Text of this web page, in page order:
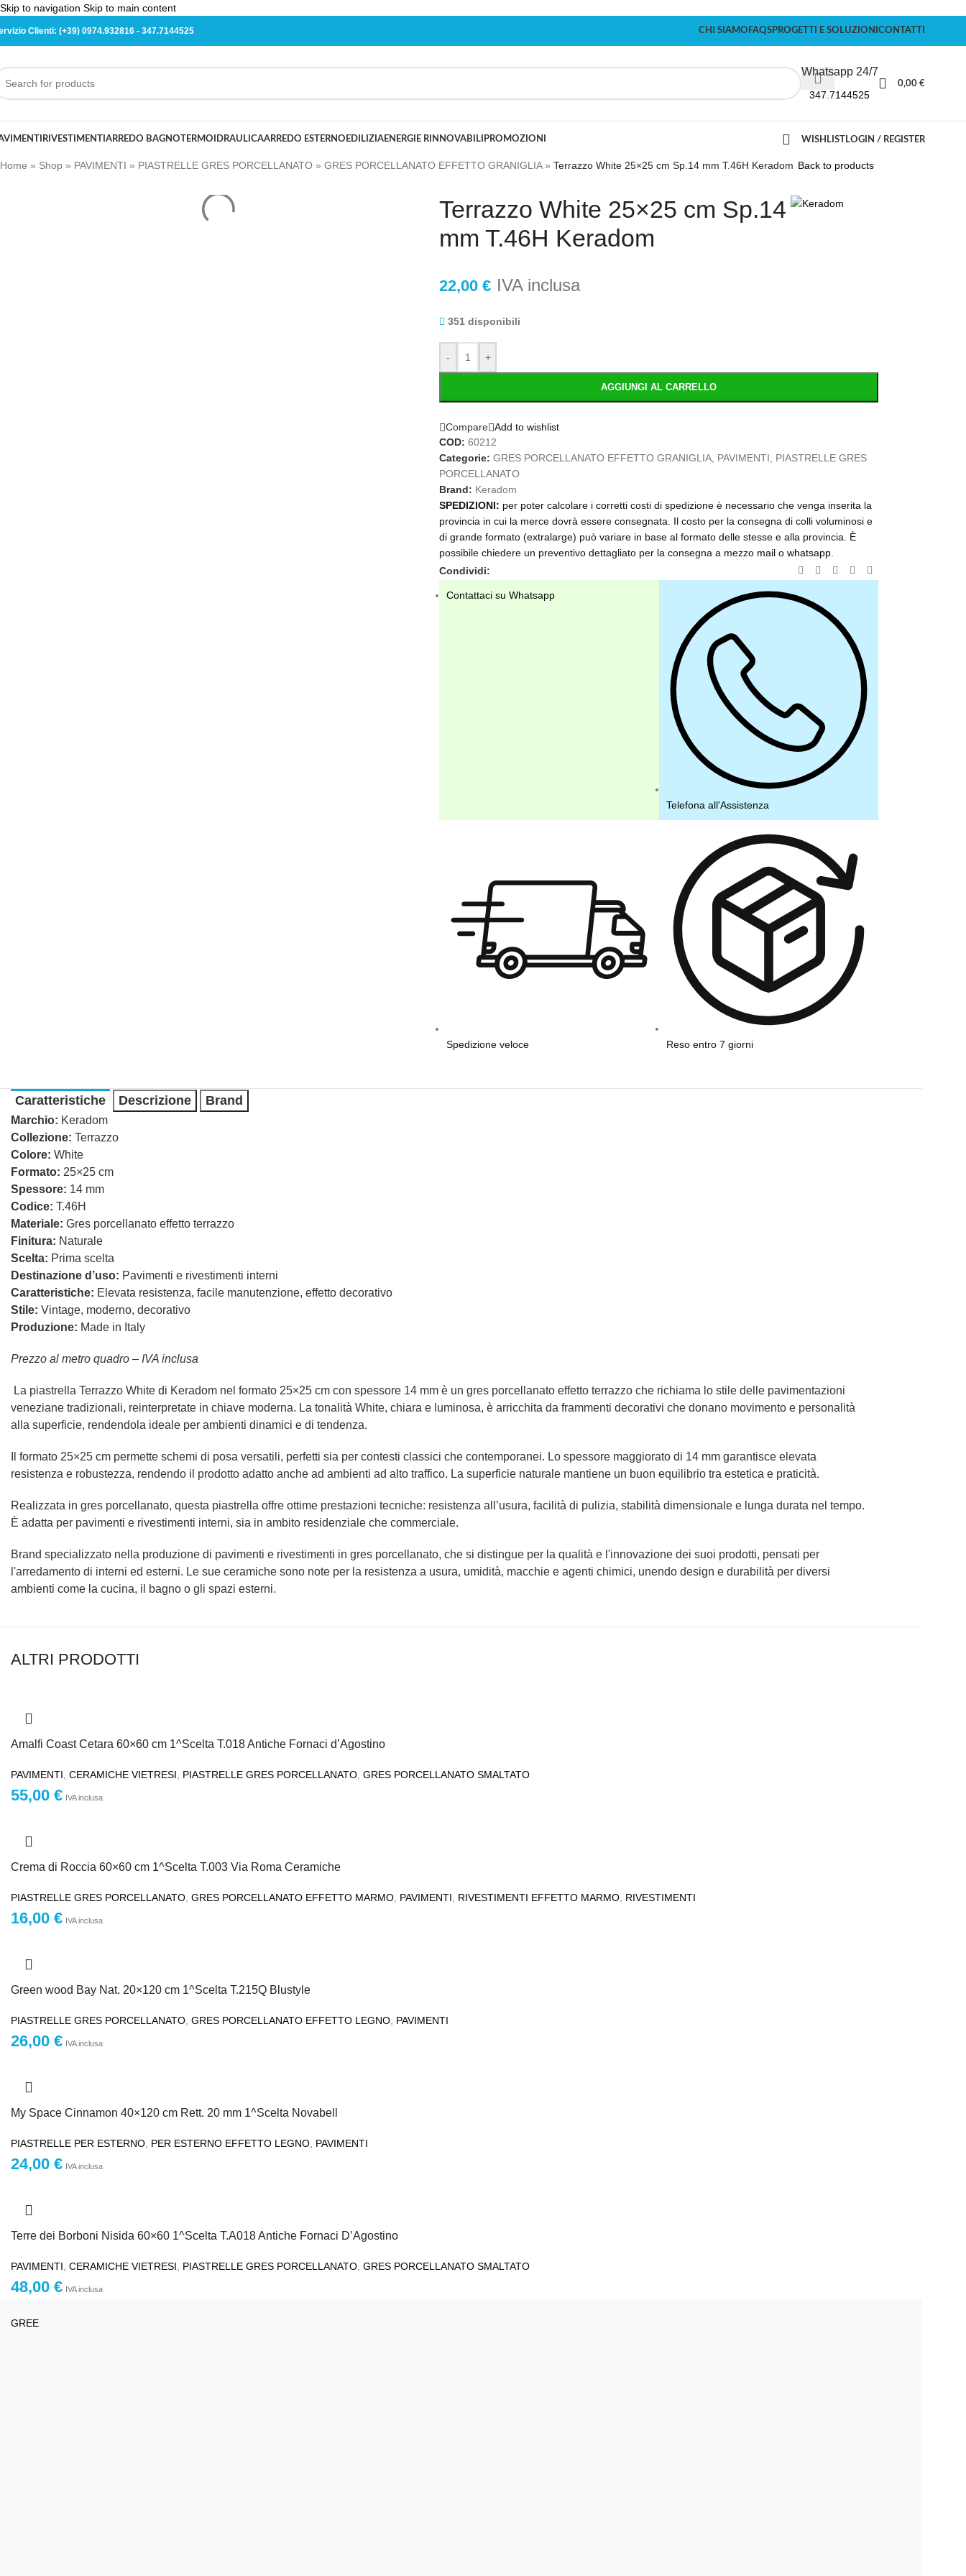
Skip to navigation Skip to main content
Clienti: (+39) 0974.932816 - 347.7144525 CHI SIAMO FAQSPROGETTI E SOLUZIONI CONTATTI
Whatsapp 24/7
347.7144525
0,00 €
RIVESTIMENTI ARREDO BAGNOTERMOIDRAULICAARREDO ESTERNO EDILIZIAENERGIE RINNOVABILI PROMOZIONI WISHLISTLOGIN / REGISTER
Home » Shop » PAVIMENTI » PIASTRELLE GRES PORCELLANATO » GRES PORCELLANATO EFFETTO GRANIGLIA» Terrazzo White 25×25 cm Sp.14 mm T.46H Keradom Back to products
Terrazzo White 25×25 cm Sp.14
mm T.46H Keradom
22,00 € IVA inclusa
351 disponibili
- +
AGGIUNGI AL CARRELLO
Compare Add to wishlist
COD: 60212
Categorie: GRES PORCELLANATO EFFETTO GRANIGLIA PAVIMENTI
PIASTRELLE GRES
PORCELLANATO
Brand: Keradom
SPEDIZIONI: per poter calcolare i corretti costi di spedizione è necessario che venga inserita la
provincia in cui la merce dovrà essere consegnata. Il costo per la consegna di colli voluminosi e
di grande formato (extralarge) può variare in base al formato delle stesse e alla provincia. È
possibile chiedere un preventivo dettagliato per la consegna a mezzo mail o whatsapp
Condividi:
Contattaci su Whatsapp
Telefona all'Assistenza
Spedizione veloce Reso entro 7 giorni
Caratteristiche Descrizione Brand
Marchio: Keradom
Collezione: Terrazzo
Colore: White
Formato: 25×25 cm
Spessore: 14 mm
Codice: T.46H
Materiale: Gres porcellanato effetto terrazzo
Finitura: Naturale
Scelta: Prima scelta
Destinazione d’uso: Pavimenti e rivestimenti interni
Caratteristiche: Elevata resistenza, facile manutenzione, effetto decorativo
Stile: Vintage, moderno, decorativo
Produzione: Made in Italy
Prezzo al metro quadro – IVA inclusa
La piastrella Terrazzo White di Keradom nel formato 25×25 cm con spessore 14 mm è un gres porcellanato effetto terrazzo che richiama lo stile delle pavimentazioni
veneziane tradizionali, reinterpretate in chiave moderna. La tonalità White, chiara e luminosa, è arricchita da frammenti decorativi che donano movimento e personalità
alla superficie, rendendola ideale per ambienti dinamici e di tendenza.
Il formato 25×25 cm permette schemi di posa versatili, perfetti sia per contesti classici che contemporanei. Lo spessore maggiorato di 14 mm garantisce elevata
resistenza e robustezza, rendendo il prodotto adatto anche ad ambienti ad alto traffico. La superficie naturale mantiene un buon equilibrio tra estetica e praticità.
Realizzata in gres porcellanato, questa piastrella offre ottime prestazioni tecniche: resistenza all’usura, facilità di pulizia, stabilità dimensionale e lunga durata nel tempo.
È adatta per pavimenti e rivestimenti interni, sia in ambito residenziale che commerciale.
Brand specializzato nella produzione di pavimenti e rivestimenti in gres porcellanato, che si distingue per la qualità e l'innovazione dei suoi prodotti, pensati per
l'arredamento di interni ed esterni. Le sue ceramiche sono note per la resistenza a usura, umidità, macchie e agenti chimici, unendo design e durabilità per diversi
ambienti come la cucina, il bagno o gli spazi esterni.
ALTRI PRODOTTI
Amalfi Coast Cetara 60×60 cm 1^Scelta T.018 Antiche Fornaci d’Agostino
PAVIMENTI CERAMICHE VIETRESI PIASTRELLE GRES PORCELLANATO GRES PORCELLANATO SMALTATO
55,00 € IVA inclusa
Crema di Roccia 60×60 cm 1^Scelta T.003 Via Roma Ceramiche
PIASTRELLE GRES PORCELLANATO GRES PORCELLANATO EFFETTO MARMO PAVIMENTI RIVESTIMENTI EFFETTO MARMO RIVESTIMENTI
16,00 € IVA inclusa
Green wood Bay Nat. 20×120 cm 1^Scelta T.215Q Blustyle
PIASTRELLE GRES PORCELLANATO GRES PORCELLANATO EFFETTO LEGNO PAVIMENTI
26,00 € IVA inclusa
My Space Cinnamon 40×120 cm Rett. 20 mm 1^Scelta Novabell
PIASTRELLE PER ESTERNO PER ESTERNO EFFETTO LEGNO PAVIMENTI
24,00 € IVA inclusa
Terre dei Borboni Nisida 60×60 1^Scelta T.A018 Antiche Fornaci D’Agostino
PAVIMENTI CERAMICHE VIETRESI PIASTRELLE GRES PORCELLANATO GRES PORCELLANATO SMALTATO
48,00 € IVA inclusa
GREE